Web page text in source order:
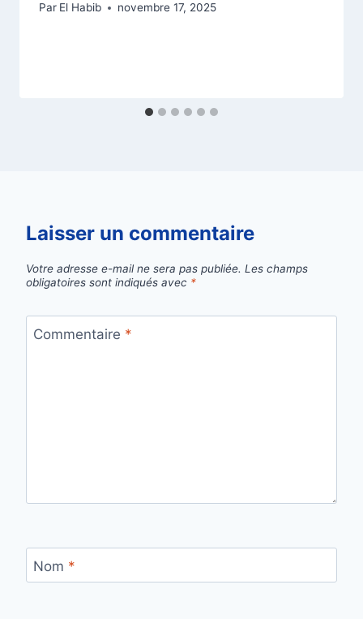
Par El Habib novembre 17, 2025
Laisser un commentaire
Votre adresse e-mail ne sera pas publiée. Les champs
obligatoires sont indiqués avec *
Commentaire *
Nom *